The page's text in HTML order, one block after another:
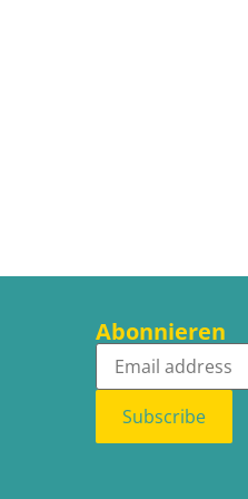
Abonnieren
Subscribe